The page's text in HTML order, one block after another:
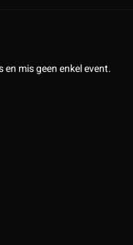
mis geen enkel event.